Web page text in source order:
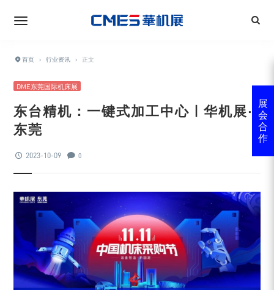
首页 › 行业资讯 › 正文
DME东莞国际机床展
东台精机：一键式加工中心 | 华机展·
东莞
2023-10-09 0
展
会
合
作